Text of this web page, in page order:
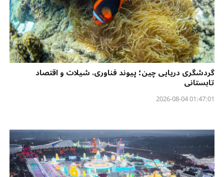
گردشگری دریایی چین؛ پیوند فناوری، شیلات و اقتصاد
تابستانی
01:47:01 2026-08-04